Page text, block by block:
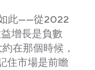
此——從2022
增長是負數
在那個時候，
住市場是前瞻